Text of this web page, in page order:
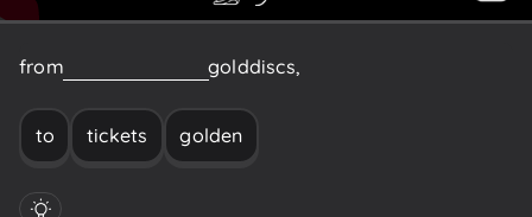
from golddiscs,
to tickets golden